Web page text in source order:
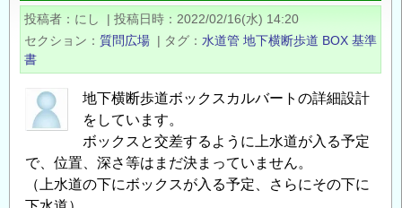
側
の
張
コ
の
投稿者 にし | 投稿日時
2022/02/16(水) 14:20
セクション
質問広場 | タグ 水道管 地下横断歩道 BOX 基準
書
地下横断歩道ボックスカルバートの詳細設計
をしています。
ボックスと交差するように上水道が入る予定
で、位置、深さ等はまだ決まっていません。
（上水道の下にボックスが入る予定、さらにその下に